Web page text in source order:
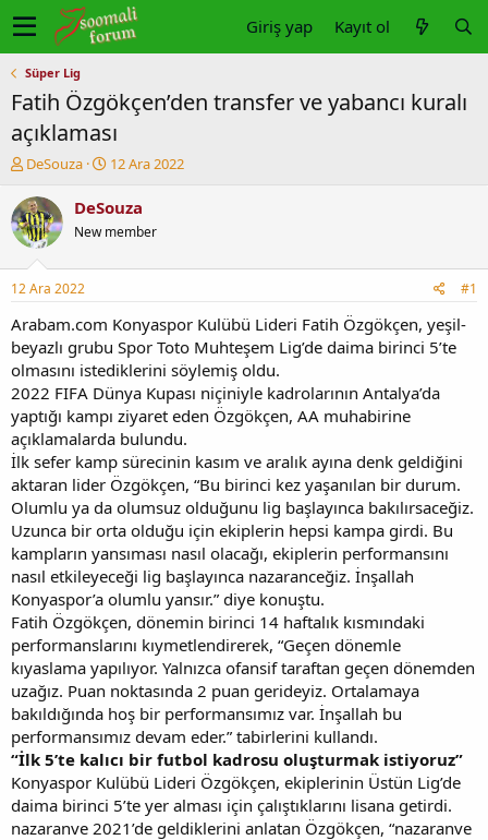
Giriş yap Kayıt ol
Süper Lig
Fatih Özgökçen’den transfer ve yabancı kuralı
açıklaması
K
n
u
y
b
a
ş
a
t
a
n
DeSouza
B
ş
a
ç
a
r
i
h
i
12 Ara 2022
DeSouza
New member
12 Ara 2022 #1
Arabam.com Konyaspor Kulübü Lideri Fatih Özgökçen, yeşil-
beyazlı grubu Spor Toto Muhteşem Lig’de daima birinci 5’te
olmasını istediklerini söylemiş oldu.
2022 FIFA Dünya Kupası niçiniyle kadrolarının Antalya’da
yaptığı kampı ziyaret eden Özgökçen, AA muhabirine
açıklamalarda bulundu.
İlk sefer kamp sürecinin kasım ve aralık ayına denk geldiğini
aktaran lider Özgökçen, “Bu birinci kez yaşanılan bir durum.
Olumlu ya da olumsuz olduğunu lig başlayınca bakılırsaceğiz.
Uzunca bir orta olduğu için ekiplerin hepsi kampa girdi. Bu
kampların yansıması nasıl olacağı, ekiplerin performansını
nasıl etkileyeceği lig başlayınca nazaranceğiz. İnşallah
Konyaspor’a olumlu yansır.” diye konuştu.
Fatih Özgökçen, dönemin birinci 14 haftalık kısmındaki
performanslarını kıymetlendirerek, “Geçen dönemle
kıyaslama yapılıyor. Yalnızca ofansif taraftan geçen dönemden
uzağız. Puan noktasında 2 puan gerideyiz. Ortalamaya
bakıldığında hoş bir performansımız var. İnşallah bu
performansımız devam eder.” tabirlerini kullandı.
“İlk 5’te kalıcı bir futbol kadrosu oluşturmak istiyoruz”
Konyaspor Kulübü Lideri Özgökçen, ekiplerinin Üstün Lig’de
daima birinci 5’te yer alması için çalıştıklarını lisana getirdi.
nazaranve 2021’de geldiklerini anlatan Özgökçen, “nazaranve